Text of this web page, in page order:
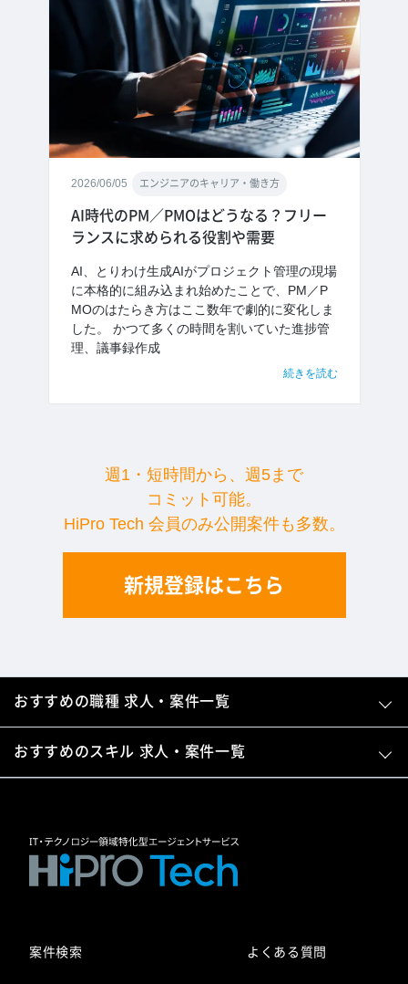
2026/06/05 エンジニアのキャリア・働き方
AI時代のPM／PMOはどうなる？フリー
ランスに求められる役割や需要
AI、とりわけ生成AIがプロジェクト管理の現場
に本格的に組み込まれ始めたことで、PM／P
MOのはたらき方はここ数年で劇的に変化しま
した。 かつて多くの時間を割いていた進捗管
理、議事録作成
続きを読む
週1・短時間から、週5まで
コミット可能。
HiPro Tech 会員のみ公開案件も多数。
新規登録はこちら
おすすめの職種 求人・案件一覧
おすすめのスキル 求人・案件一覧
案件検索 よくある質問